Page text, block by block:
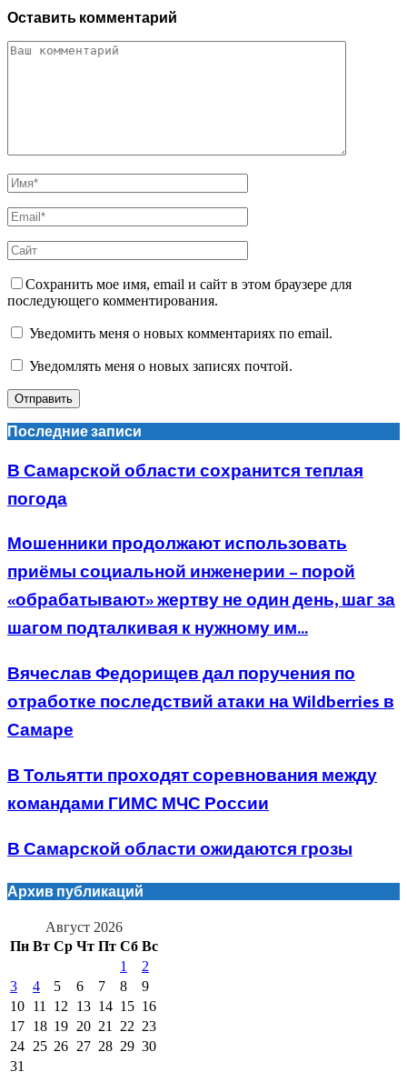
Оставить комментарий
Сохранить мое имя, email и сайт в этом браузере для
последующего комментирования.
Уведомить меня о новых комментариях по email.
Уведомлять меня о новых записях почтой.
Последние записи
В Самарской области сохранится теплая
погода
Мошенники продолжают использовать
приёмы социальной инженерии – порой
«обрабатывают» жертву не один день, шаг за
шагом подталкивая к нужному им...
Вячеслав Федорищев дал поручения по
отработке последствий атаки на Wildberries в
Самаре
В Тольятти проходят соревнования между
командами ГИМС МЧС России
В Самарской области ожидаются грозы
Архив публикаций
Август 2026
Пн Вт Ср Чт Пт Сб Вс
1
2
3
4 5 6 7 8
9
10 11 12 13 14 15 16
17 18 19 20 21 22 23
24 25 26 27 28 29 30
31